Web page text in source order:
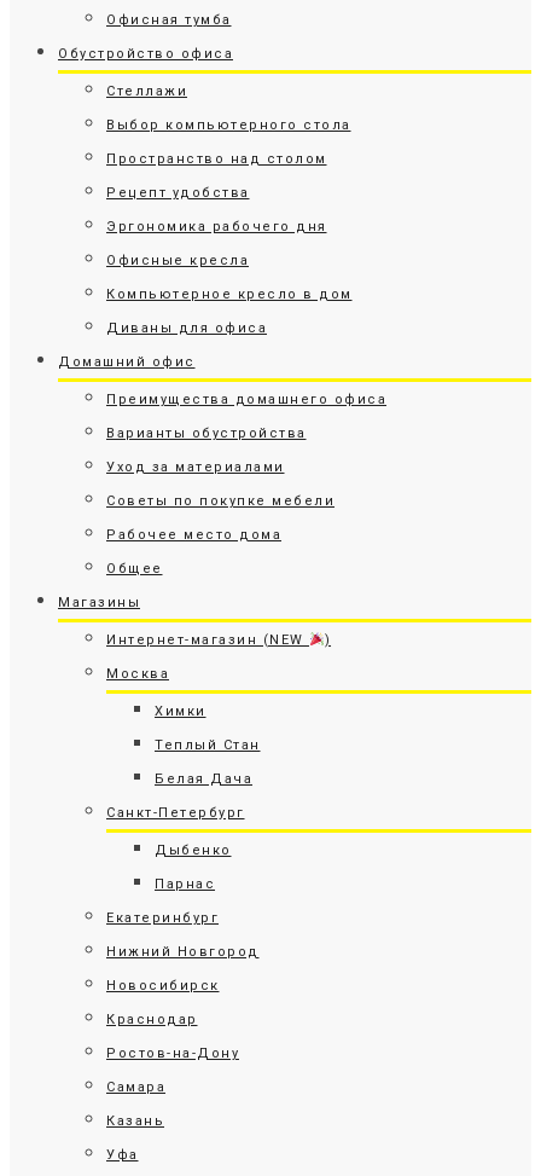
Офисная тумба
Обустройство офиса
Стеллажи
Выбор компьютерного стола
Пространство над столом
Рецепт удобства
Эргономика рабочего дня
Офисные кресла
Компьютерное кресло в дом
Диваны для офиса
Домашний офис
Преимущества домашнего офиса
Варианты обустройства
Уход за материалами
Советы по покупке мебели
Рабочее место дома
Общее
Магазины
Интернет-магазин (NEW )
Москва
Химки
Теплый Стан
Белая Дача
Санкт-Петербург
Дыбенко
Парнас
Екатеринбург
Нижний Новгород
Новосибирск
Краснодар
Ростов-на-Дону
Самара
Казань
Уфа